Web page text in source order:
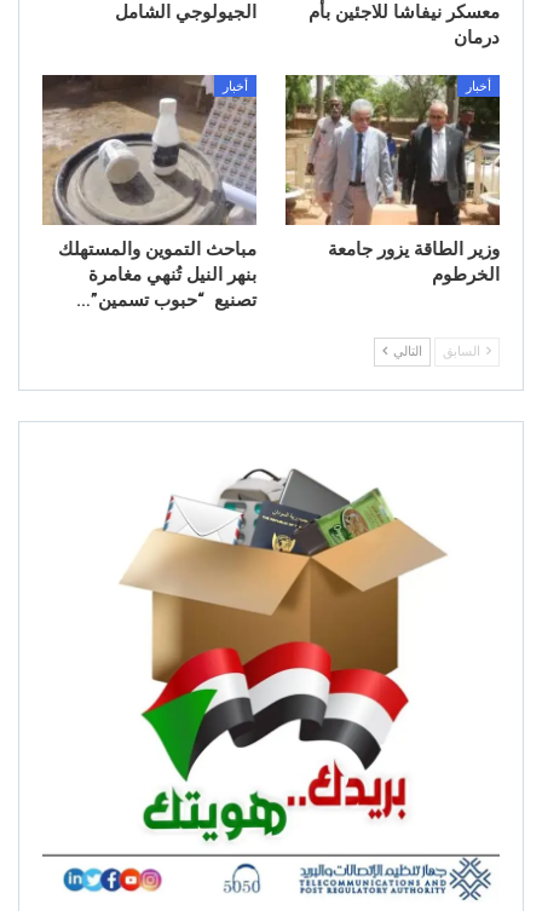
معسكر نيفاشا للاجئين بأم
درمان
الجيولوجي الشامل
أخبار
وزير الطاقة يزور جامعة
الخرطوم
أخبار
مباحث التموين والمستهلك
بنهر النيل تُنهي مغامرة
تصنيع “حبوب تسمين”…
السابق التالي